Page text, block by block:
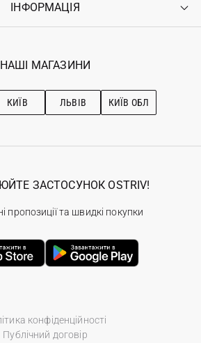
Повернення
Гарантія
Увійти
Ostriv Club+
ІНФОРМАЦІЯ
Наші магазини
з догляду
НАШІ МАГАЗИНИ
КИЇВ ЛЬВІВ КИЇВ ОБЛ
конфіденційності
Публічний договір
ЗАСТОСУНОК OSTRIV!
пропозиції та швидкі покупки